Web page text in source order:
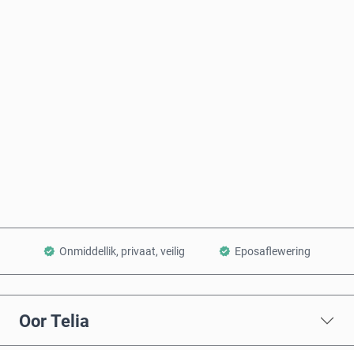
Onmiddellik, privaat, veilig Eposaflewering
Oor Telia